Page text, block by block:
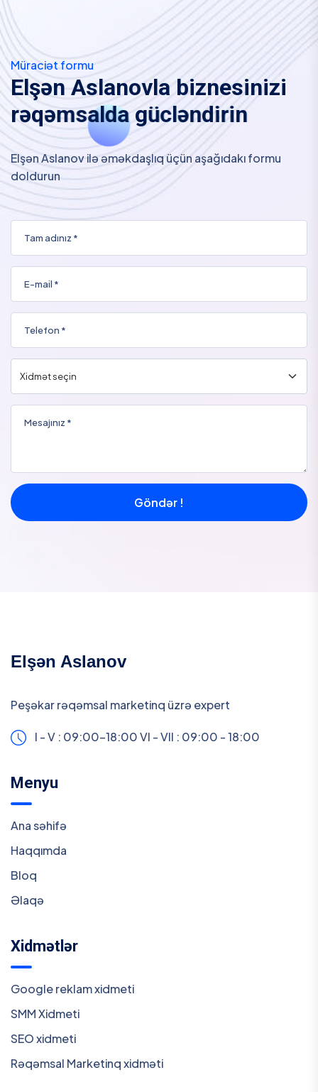
Müraciət formu
Elşən Aslanovla biznesinizi
rəqəmsalda gücləndirin
Elşən Aslanov ilə əməkdaşlıq üçün aşağıdakı formu
doldurun
Göndər !
Elşən Aslanov
Peşəkar rəqəmsal marketinq üzrə expert
I - V : 09:00-18:00VI - VII : 09:00 - 18:00
Menyu
Ana səhifə
Haqqımda
Bloq
Əlaqə
Xidmətlər
Google reklam xidmeti
SMM Xidmeti
SEO xidmeti
Rəqəmsal Marketinq xidməti